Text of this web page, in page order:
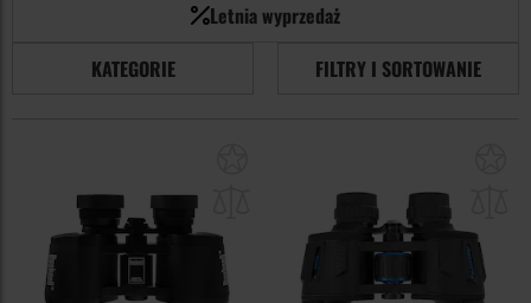
Letnia wyprzedaż
KATEGORIE
FILTRY I SORTOWANIE